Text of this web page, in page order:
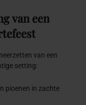
van een
van een
setting:
pioenen in zachte